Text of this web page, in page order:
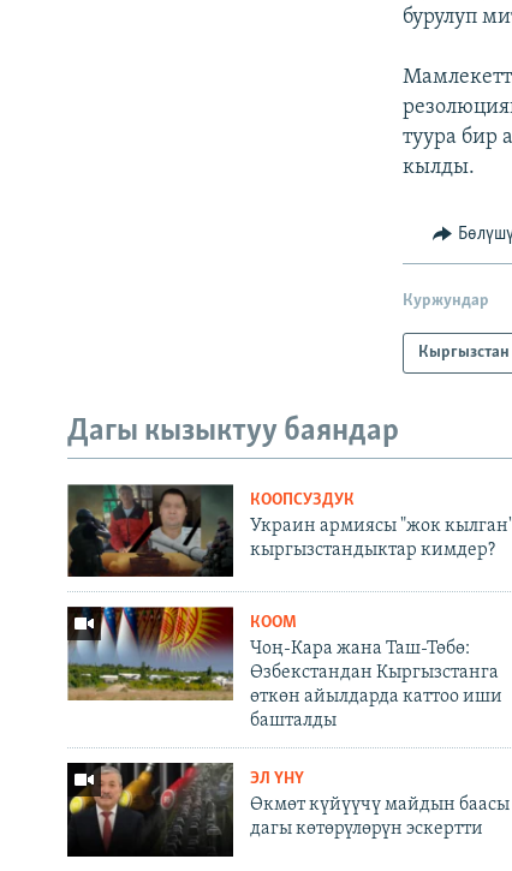
бурулуп
туура бир
кылды.
Куржундар
Кыргызстан
Дагы кызыктуу баяндар
КООПСУЗДУК
Украин армиясы "жок
кыргызстандыктар кимдер?
КООМ
Чоң-Кара жана Таш-Төбө:
Өзбекстандан Кыргызстанга
өткөн айылдарда каттоо иши
башталды
ЭЛ ҮНҮ
Өкмөт күйүүчү майдын баасы
дагы көтөрүлөрүн эскертти